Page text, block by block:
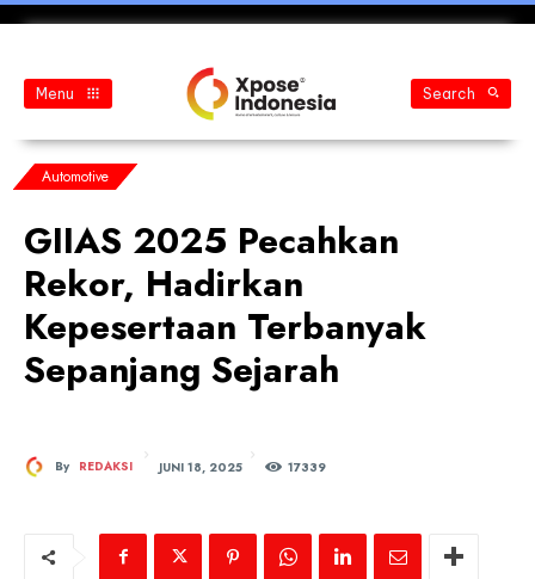
Menu Search
Automotive
GIIAS 2025 Pecahkan
Rekor, Hadirkan
Kepesertaan Terbanyak
Sepanjang Sejarah
By REDAKSI JUNI 18, 2025 17339